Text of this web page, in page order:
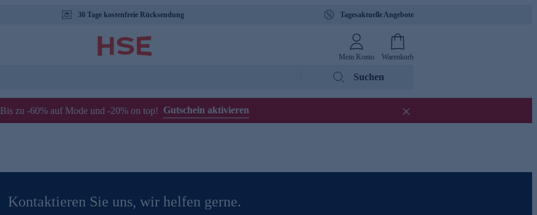
30 Tage kostenfreie Rücksendung Tagesaktuelle Angebote
Mein Konto Warenkorb
Suchen
Bis zu -60% auf Mode und -20% on top! Gutschein aktivieren
Kontaktieren Sie uns, wir helfen gerne.